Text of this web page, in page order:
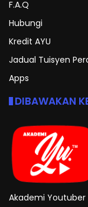
F.A.Q
Hubungi
Kredit AYU
Jadual Tuisyen
Apps
DIBAWAKAN
Akademi Youtuber